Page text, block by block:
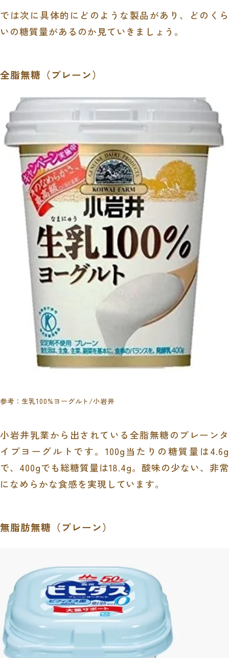
では次に具体的にどのような製品があり、どのくら
いの糖質量があるのか見ていきましょう。
全脂無糖（プレーン）
参考： 生乳100%ヨーグルト /小岩井
小岩井乳業から出されている全脂無糖のプレーンタ
イプヨーグルトです。100g当たりの糖質量は4.6g
で、400gでも総糖質量は18.4g。酸味の少ない、非常
になめらかな食感を実現しています。
無脂肪無糖（プレーン）